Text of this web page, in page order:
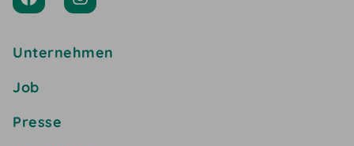
Unternehmen
Job
Presse